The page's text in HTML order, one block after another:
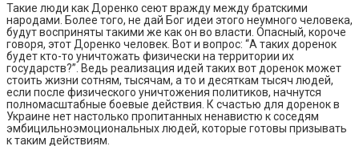
Такие люди как Доренко сеют вражду между братскими
народами. Более того, не дай Бог идеи этого неумного человека,
будут восприняты такими же как он во власти. Опасный, короче
говоря, этот Доренко человек. Вот и вопрос: “А таких доренок
будет кто-то уничтожать физически на территории их
государств?”. Ведь реализация идей таких вот доренок может
стоить жизни сотням, тысячам, а то и десяткам тысяч людей,
если после физического уничтожения политиков, начнутся
полномасштабные боевые действия. К счастью для доренок в
Украине нет настолько пропитанных ненавистю к соседям
эмбицильноэмоциональных людей, которые готовы призывать
к таким действиям.